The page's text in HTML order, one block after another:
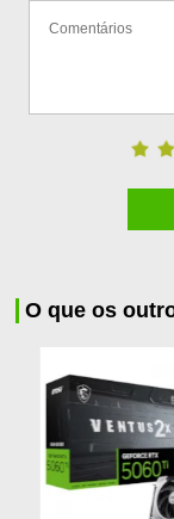
O que os